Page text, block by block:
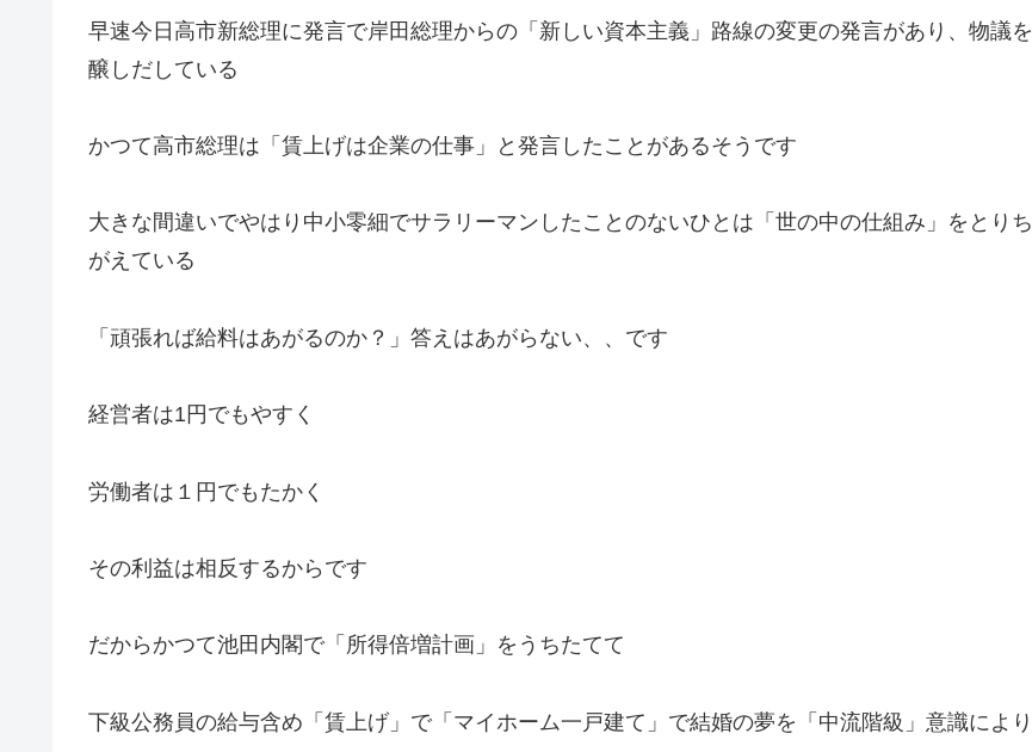
早速今日高市新総理に発言で岸田総理からの「新しい資本主義」路線の変更の発言があり、物議を
醸しだしている
かつて高市総理は「賃上げは企業の仕事」と発言したことがあるそうです
大きな間違いでやはり中小零細でサラリーマンしたことのないひとは「世の中の仕組み」をとりち
がえている
「頑張れば給料はあがるのか？」答えはあがらない、、です
経営者は1円でもやすく
労働者は１円でもたかく
その利益は相反するからです
だからかつて池田内閣で「所得倍増計画」をうちたてて
下級公務員の給与含め「賃上げ」で「マイホーム一戸建て」で結婚の夢を「中流階級」意識により